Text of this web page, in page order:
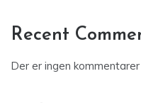
Recent
Der er ingen